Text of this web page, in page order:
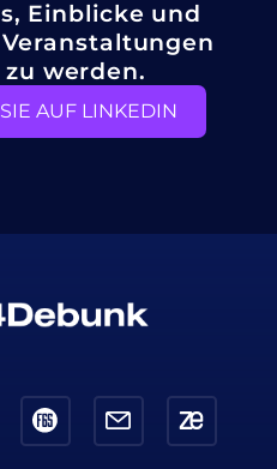
Einblicke und
werden.
AUF LINKEDIN